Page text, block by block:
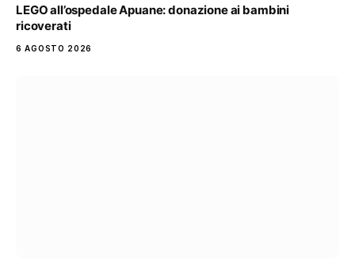
LEGO all’ospedale Apuane: donazione ai bambini
ricoverati
6 AGOSTO 2026